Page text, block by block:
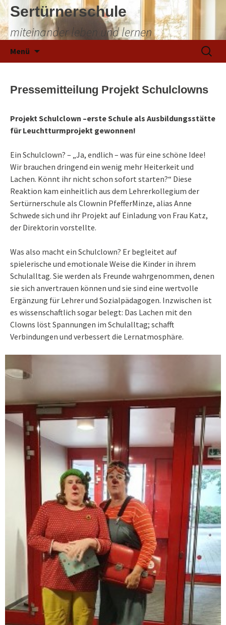
Sertürnerschule
miteinander leben und lernen
Menü
Suchen
nach:
Pressemitteilung Projekt Schulclowns
Projekt Schulclown –erste Schule als Ausbildungsstätte
für Leuchtturmprojekt gewonnen!
Ein Schulclown? – „Ja, endlich – was für eine schöne Idee!
Wir brauchen dringend ein wenig mehr Heiterkeit und
Lachen. Könnt ihr nicht schon sofort starten?“ Diese
Reaktion kam einheitlich aus dem Lehrerkollegium der
Sertürnerschule als Clownin PfefferMinze, alias Anne
Schwede sich und ihr Projekt auf Einladung von Frau Katz,
der Direktorin vorstellte.
Was also macht ein Schulclown? Er begleitet auf
spielerische und emotionale Weise die Kinder in ihrem
Schulalltag. Sie werden als Freunde wahrgenommen, denen
sie sich anvertrauen können und sie sind eine wertvolle
Ergänzung für Lehrer und Sozialpädagogen. Inzwischen ist
es wissenschaftlich sogar belegt: Das Lachen mit den
Clowns löst Spannungen im Schulalltag; schafft
Verbindungen und verbessert die Lernatmosphäre.